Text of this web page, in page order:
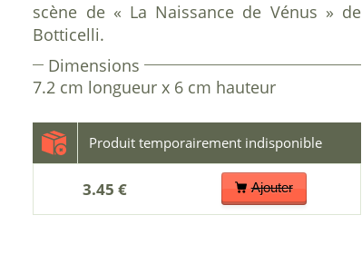
scène de « La Naissance de Vénus » de
Botticelli.
Dimensions
7.2 cm longueur x 6 cm hauteur
3.45 € Ajouter